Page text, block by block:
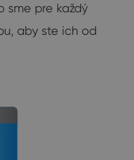
sme pre každý
aby ste ich od